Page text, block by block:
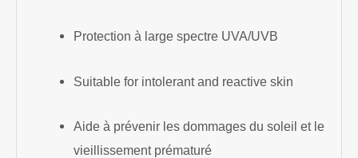
Protection à large spectre UVA/UVB
Suitable for intolerant and reactive skin
Aide à prévenir les dommages du soleil et le
vieillissement prématuré